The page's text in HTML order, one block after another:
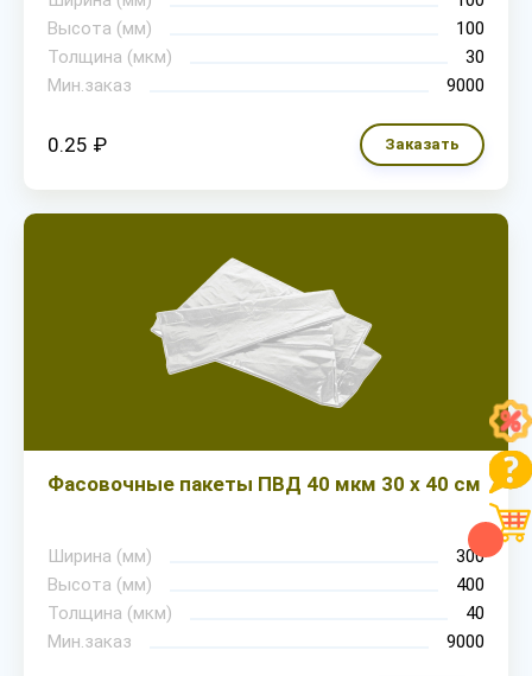
Высота (мм)
100
Толщина (мкм)
30
Мин.заказ
9000
0.25 ₽ Заказать
Фасовочные пакеты ПВД 40 мкм 30 х 40 см
Ширина (мм)
300
Высота (мм)
400
Толщина (мкм)
40
Мин.заказ
9000